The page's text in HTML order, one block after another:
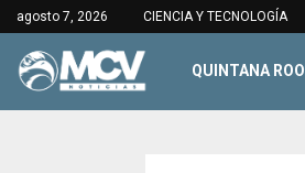
agosto 7, 2026 CIENCIA Y TECNOLOGÍA
QUINTANA ROO